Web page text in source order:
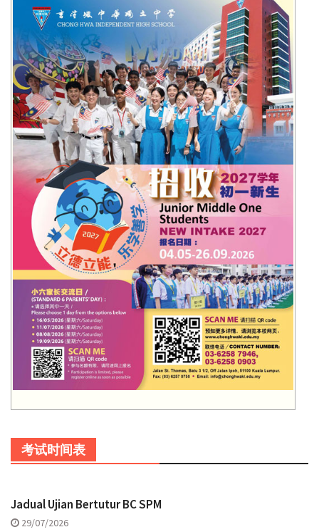
考试时间表
Jadual Ujian Bertutur BC SPM
29/07/2026